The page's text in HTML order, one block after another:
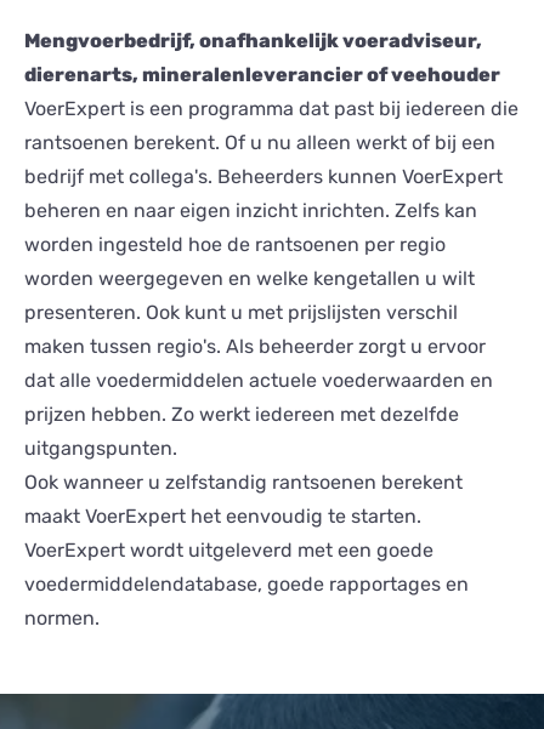
Mengvoerbedrijf, onafhankelijk voeradviseur,
dierenarts, mineralenleverancier of veehouder
VoerExpert is een programma dat past bij iedereen die
rantsoenen berekent. Of u nu alleen werkt of bij een
bedrijf met collega's. Beheerders kunnen VoerExpert
beheren en naar eigen inzicht inrichten. Zelfs kan
worden ingesteld hoe de rantsoenen per regio
worden weergegeven en welke kengetallen u wilt
presenteren. Ook kunt u met prijslijsten verschil
maken tussen regio's. Als beheerder zorgt u ervoor
dat alle voedermiddelen actuele voederwaarden en
prijzen hebben. Zo werkt iedereen met dezelfde
uitgangspunten.
Ook wanneer u zelfstandig rantsoenen berekent
maakt VoerExpert het eenvoudig te starten.
VoerExpert wordt uitgeleverd met een goede
voedermiddelendatabase, goede rapportages en
normen.